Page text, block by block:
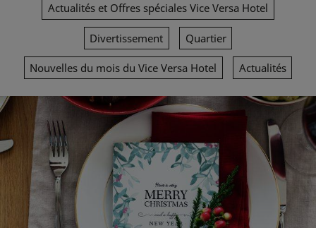
Actualités et Offres spéciales Vice Versa Hotel
Divertissement Quartier
Nouvelles du mois du Vice Versa Hotel Actualités